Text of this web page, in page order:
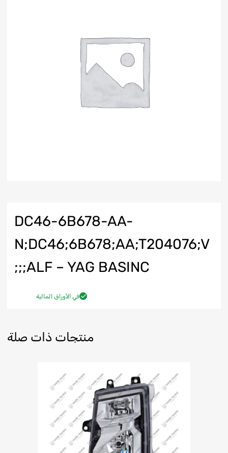
DC46-6B678-AA-
N;DC46;6B678;AA;T204076;V
ALF – YAG BASINC;;;
في الأوراق المالية
منتجات ذات صلة